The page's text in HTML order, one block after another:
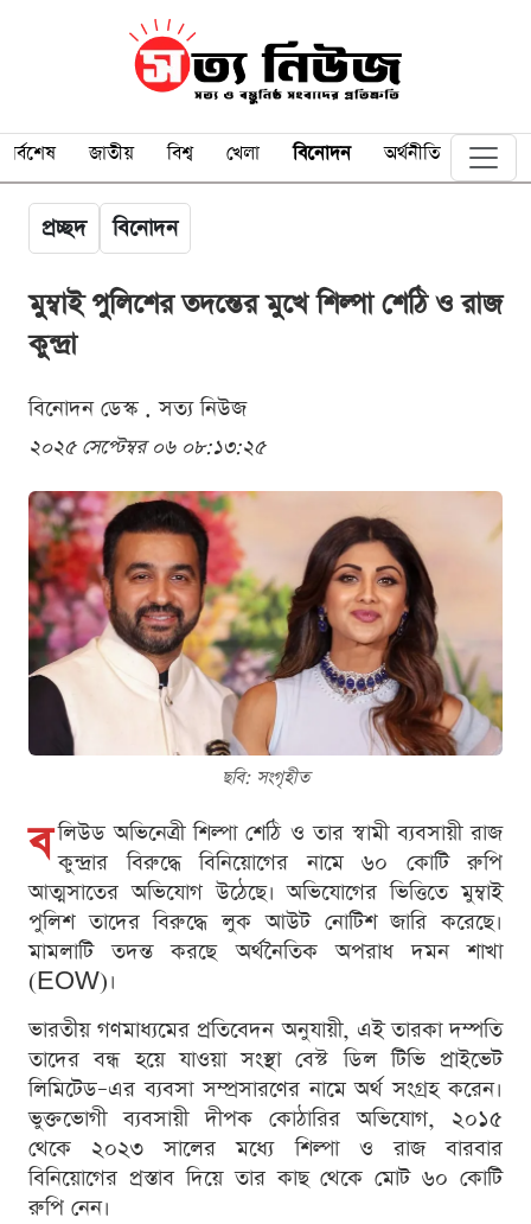
সর্বশেষ জাতীয় বিশ্ব খেলা বিনোদন অর্থনীতি
প্রচ্ছদ বিনোদন
মুম্বাই পুলিশের তদন্তের মুখে শিল্পা শেঠি ও রাজ
কুন্দ্রা
বিনোদন ডেস্ক . সত্য নিউজ
২০২৫ সেপ্টেম্বর ০৬ ০৮:১৩:২৫
ছবি: সংগৃহীত
ব লিউড অভিনেত্রী শিল্পা শেঠি ও তার স্বামী ব্যবসায়ী রাজ
কুন্দ্রার বিরুদ্ধে বিনিয়োগের নামে ৬০ কোটি রুপি
আত্মসাতের অভিযোগ উঠেছে। অভিযোগের ভিত্তিতে মুম্বাই
পুলিশ তাদের বিরুদ্ধে লুক আউট নোটিশ জারি করেছে।
মামলাটি তদন্ত করছে অর্থনৈতিক অপরাধ দমন শাখা
(EOW)।
ভারতীয় গণমাধ্যমের প্রতিবেদন অনুযায়ী, এই তারকা দম্পতি
তাদের বন্ধ হয়ে যাওয়া সংস্থা বেস্ট ডিল টিভি প্রাইভেট
লিমিটেড–এর ব্যবসা সম্প্রসারণের নামে অর্থ সংগ্রহ করেন।
ভুক্তভোগী ব্যবসায়ী দীপক কোঠারির অভিযোগ, ২০১৫
থেকে ২০২৩ সালের মধ্যে শিল্পা ও রাজ বারবার
বিনিয়োগের প্রস্তাব দিয়ে তার কাছ থেকে মোট ৬০ কোটি
রুপি নেন।